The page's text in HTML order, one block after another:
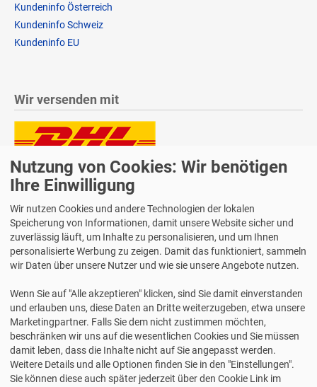
Kundeninfo Österreich
Kundeninfo Schweiz
Kundeninfo EU
Wir versenden mit
Lieferung auch an Packstationen und Postfilialen
Samstagszustellung
Bequeme Zahlung über Paypal
2 Jahre Gewährleistung
Alle Texte, Grafiken, Bilder und das Layout sind urheberrechtlich
geschützt und dürfen nicht ohne ausdrückliche, schriftliche
Erlaubnis weiterverwendet werden.
© 2026 bits&paper GmbH - Avery Zweckform Fachshop - Z-Design
Nutzung von Cookies: Wir benötigen
Ihre Einwilligung
Wir nutzen Cookies und andere Technologien der lokalen
Speicherung von Informationen, damit unsere Website sicher und
zuverlässig läuft, um Inhalte zu personalisieren, und um Ihnen
personalisierte Werbung zu zeigen. Damit das funktioniert, sammeln
wir Daten über unsere Nutzer und wie sie unsere Angebote nutzen.
Wenn Sie auf "Alle akzeptieren" klicken, sind Sie damit einverstanden
und erlauben uns, diese Daten an Dritte weiterzugeben, etwa unsere
Marketingpartner. Falls Sie dem nicht zustimmen möchten,
beschränken wir uns auf die wesentlichen Cookies und Sie müssen
damit leben, dass die Inhalte nicht auf Sie angepasst werden.
Weitere Details und alle Optionen finden Sie in den "Einstellungen".
Sie können diese auch später jederzeit über den Cookie Link im